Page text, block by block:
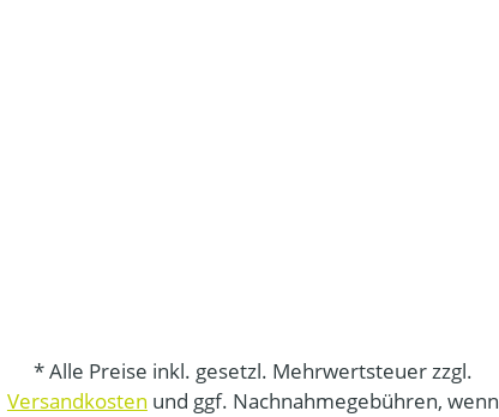
* Alle Preise inkl. gesetzl. Mehrwertsteuer zzgl.
Versandkosten und ggf. Nachnahmegebühren, wenn